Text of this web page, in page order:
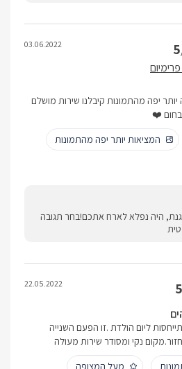
5
03.06.2022
יפה מהתמונות קיבלנו שירות מושלם
בחום ❤️
המציאות יותר יפה מהתמונות
היה נפלא לארח אתכם!בחר תגובה
5
22.05.2022
ליום הולדת .זו הפעם השנייה
נקי ומסודר שירות מעולה
מעל המצופה